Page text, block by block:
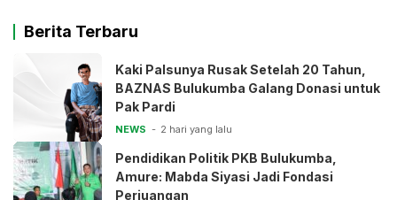
Berita Terbaru
Kaki Palsunya Rusak Setelah 20 Tahun,
BAZNAS Bulukumba Galang Donasi untuk
Pak Pardi
NEWS 2 hari yang lalu
Pendidikan Politik PKB Bulukumba,
Amure: Mabda Siyasi Jadi Fondasi
Perjuangan